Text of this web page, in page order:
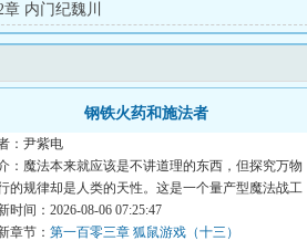
章 内门纪魏川
钢铁火药和施法者
：尹紫电
：魔法本来就应该是不讲道理的东西，但探究万物
的规律却是人类的天性。这是一个量产型魔法战工
时间：2026-08-06 07:25:47
章节： 第一百零三章 狐鼠游戏（十三）